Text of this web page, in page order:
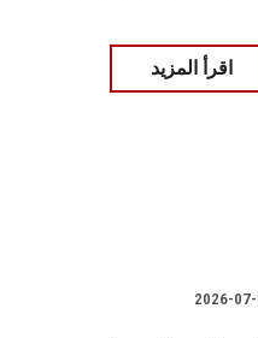
اقرأ المزيد
2026-